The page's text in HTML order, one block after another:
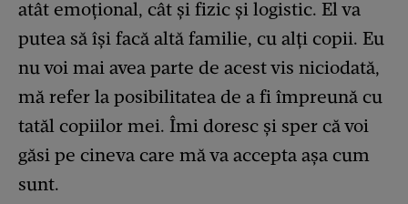
atât emoțional, cât și fizic și logistic. El va
putea să își facă altă familie, cu alți copii. Eu
nu voi mai avea parte de acest vis niciodată,
mă refer la posibilitatea de a fi împreună cu
tatăl copiilor mei. Îmi doresc și sper că voi
găsi pe cineva care mă va accepta așa cum
sunt.